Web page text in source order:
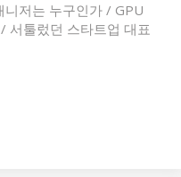
저는 누구인가 / GPU
서툴렀던 스타트업 대표